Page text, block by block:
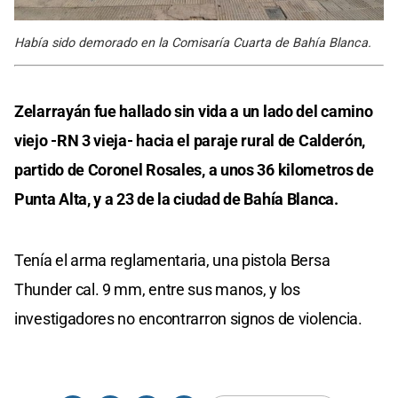
Había sido demorado en la Comisaría Cuarta de Bahía Blanca.
Zelarrayán fue hallado sin vida a un lado del camino
viejo -RN 3 vieja- hacia el paraje rural de Calderón,
partido de Coronel Rosales, a unos 36 kilometros de
Punta Alta, y a 23 de la ciudad de Bahía Blanca.
Tenía el arma reglamentaria, una pistola Bersa
Thunder cal. 9 mm, entre sus manos, y los
investigadores no encontrarron signos de violencia.